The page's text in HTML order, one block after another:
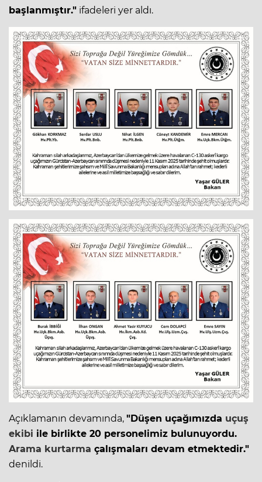
başlanmıştır." ifadeleri yer aldı.
Açıklamanın devamında, "Düşen uçağımızda uçuş
ekibi ile birlikte 20 personelimiz bulunuyordu.
Arama kurtarma çalışmaları devam etmektedir."
denildi.